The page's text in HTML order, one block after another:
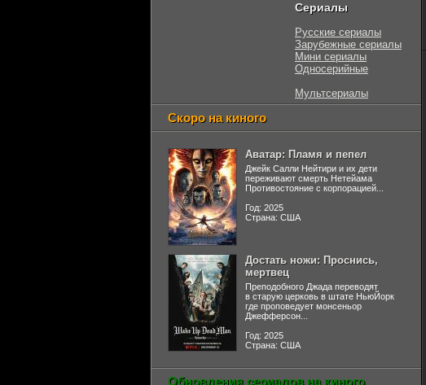
Сериалы
Русские сериалы
Зарубежные сериалы
Мини сериалы
Односерийные
Мультсериалы
Скоро на киного
Аватар: Пламя и пепел
Джейк Салли Нейтири и их дети
переживают смерть Нетейама
Противостояние с корпорацией...
Год: 2025
Страна: США
Достать ножи: Проснись,
мертвец
Преподобного Джада переводят
в старую церковь в штате НьюЙорк
где проповедует монсеньор
Джефферсон...
Год: 2025
Страна: США
Обновления сериалов на киного